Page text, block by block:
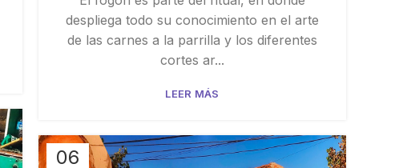
despliega todo su conocimiento en el arte
de las carnes a la parrilla y los diferentes
cortes ar...
LEER MÁS
06